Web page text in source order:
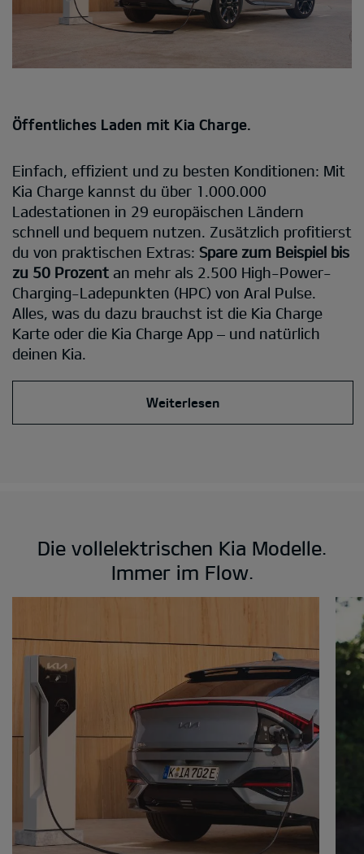
Öffentliches Laden mit Kia Charge.
Einfach, effizient und zu besten Konditionen: Mit
Kia Charge kannst du über 1.000.000
Ladestationen in 29 europäischen Ländern
schnell und bequem nutzen. Zusätzlich profitierst
du von praktischen Extras: Spare zum Beispiel bis
zu 50 Prozent an mehr als 2.500 High-Power-
Charging-Ladepunkten (HPC) von Aral Pulse.
Alles, was du dazu brauchst ist die Kia Charge
Karte oder die Kia Charge App – und natürlich
deinen Kia.
Weiterlesen